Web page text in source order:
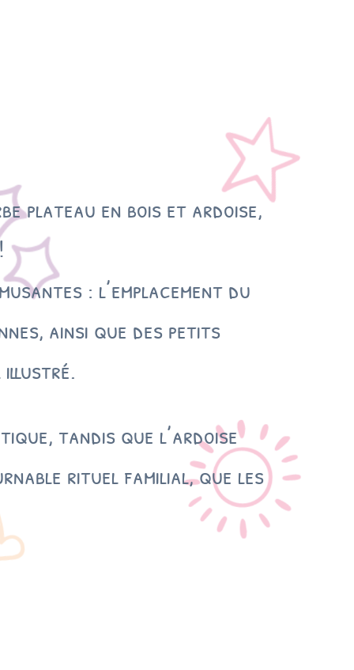
plateau en bois et ardoise,
: l’emplacement du
ainsi que des petits
illustré.
tandis que l’ardoise
rituel familial, que les